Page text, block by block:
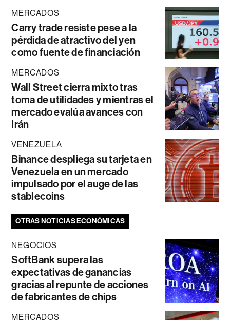
MERCADOS
Carry trade resiste pese a la
pérdida de atractivo del yen
como fuente de financiación
MERCADOS
Wall Street cierra mixto tras
toma de utilidades y mientras el
mercado evalúa avances con
Irán
VENEZUELA
Binance despliega su tarjeta en
Venezuela en un mercado
impulsado por el auge de las
stablecoins
OTRAS NOTICIAS ECONÓMICAS
NEGOCIOS
SoftBank supera las
expectativas de ganancias
gracias al repunte de acciones
de fabricantes de chips
MERCADOS